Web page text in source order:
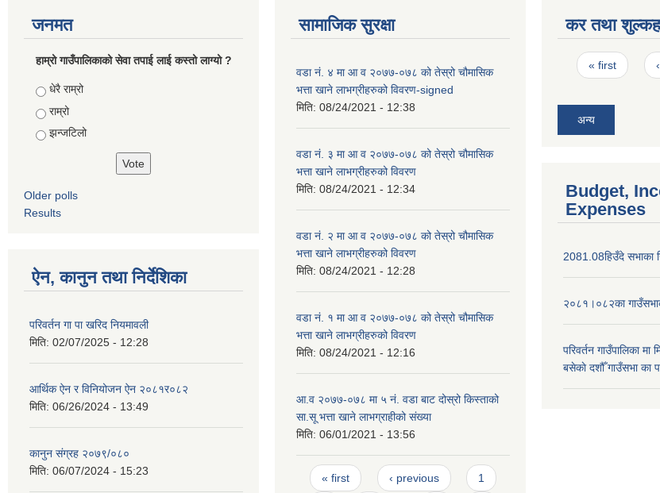
जनमत
हाम्रो गाउँपालिकाको सेवा तपाई लाई कस्तो लाग्यो ?
Choices
धेरै राम्रो
राम्रो
झन्जटिलो
Older polls
Results
ऐन, कानुन तथा निर्देशिका
परिवर्तन गा पा खरिद नियमावली
मिति: 02/07/2025 - 12:28
आर्थिक ऐन र विनियोजन ऐन २०८१र०८२
मिति: 06/26/2024 - 13:49
कानुन संग्रह २०७९/०८०
मिति: 06/07/2024 - 15:23
सामाजिक सुरक्षा
वडा न‌ं. ४ मा आ व २०७७-०७८ को तेस्रो चौमासिक
भत्ता खाने लाभग्रीहरुको विवरण-signed
मिति: 08/24/2021 - 12:38
वडा न‌ं. ३ मा आ व २०७७-०७८ को तेस्रो चौमासिक
भत्ता खाने लाभग्रीहरुको विवरण
मिति: 08/24/2021 - 12:34
वडा न‌ं. २ मा आ व २०७७-०७८ को तेस्रो चौमासिक
भत्ता खाने लाभग्रीहरुको विवरण
मिति: 08/24/2021 - 12:28
वडा न‌ं. १ मा आ व २०७७-०७८ को तेस्रो चौमासिक
भत्ता खाने लाभग्रीहरुको विवरण
मिति: 08/24/2021 - 12:16
आ.व २०७७-०७८ मा ५ न‌ं. वडा बाट दोस्रो किस्ताको
सा.सू भत्ता खाने लाभग्राहीको संख्या
मिति: 06/01/2021 - 13:56
Pages
« first ‹ previous 1
कर तथा
Pages
« first
अन्य
Budget,
Expenses
2081.08हिउँदे सभाका
२०८१।०८२का
परिवर्तन गाउँपालिका
बसेकाे दशौँ गाउँसभा का